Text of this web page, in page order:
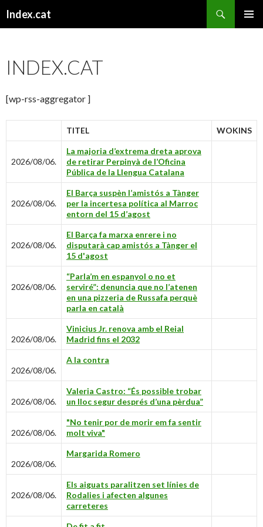
Index.cat
INDEX.CAT
[wp-rss-aggregator ]
TITEL WOKINS
2026/08/06.
La majoria d’extrema dreta aprova
de retirar Perpinyà de l’Oficina
Pública de la Llengua Catalana
2026/08/06.
El Barça suspèn l’amistós a Tànger
per la incertesa política al Marroc
entorn del 15 d’agost
2026/08/06.
El Barça fa marxa enrere i no
disputarà cap amistós a Tànger el
15 d'agost
2026/08/06.
“Parla’m en espanyol o no et
serviré”: denuncia que no l’atenen
en una pizzeria de Russafa perquè
parla en català
2026/08/06.
Vinicius Jr. renova amb el Reial
Madrid fins el 2032
2026/08/06.
A la contra
2026/08/06.
Valeria Castro: “És possible trobar
un lloc segur després d’una pèrdua”
2026/08/06.
"No tenir por de morir em fa sentir
molt viva"
2026/08/06.
Margarida Romero
2026/08/06.
Els aiguats paralitzen set línies de
Rodalies i afecten algunes
carreteres